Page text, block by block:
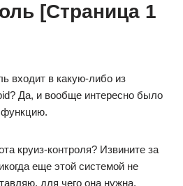
[Страница 1
входит в какую-либо из
Да, и вообще интересно было
круиз-контроля? Извините за
еще этой системой не
для чего она нужна.